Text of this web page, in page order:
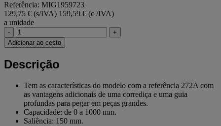
Referência: MIG1959723
129,75 € (s/IVA) 159,59 € (c /IVA)
a unidade
-
+
Adicionar ao cesto
Descrição
Tem as características do modelo com a referência 272A com
as vantagens adicionais de uma corrediça e uma guia
profundas para pegar em peças grandes.
Capacidade: de 0 a 1000 mm.
Saliência: 150 mm.